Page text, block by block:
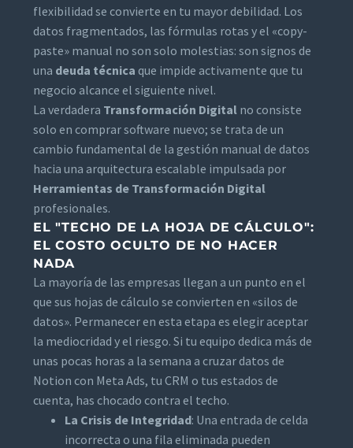
flexibilidad se convierte en tu mayor debilidad. Los
datos fragmentados, las fórmulas rotas y el «copy-
paste» manual no son solo molestias: son signos de
una deuda técnica que impide activamente que tu
negocio alcance el siguiente nivel.
La verdadera Transformación Digital no consiste
solo en comprar software nuevo; se trata de un
cambio fundamental de la gestión manual de datos
hacia una arquitectura escalable impulsada por
Herramientas de Transformación Digital
profesionales.
EL "TECHO DE LA HOJA DE CÁLCULO":
EL COSTO OCULTO DE NO HACER
NADA
La mayoría de las empresas llegan a un punto en el
que sus hojas de cálculo se convierten en «silos de
datos». Permanecer en esta etapa es elegir aceptar
la mediocridad y el riesgo. Si tu equipo dedica más de
unas pocas horas a la semana a cruzar datos de
Notion con Meta Ads, tu CRM o tus estados de
cuenta, has chocado contra el techo.
La Crisis de Integridad: Una entrada de celda
incorrecta o una fila eliminada pueden